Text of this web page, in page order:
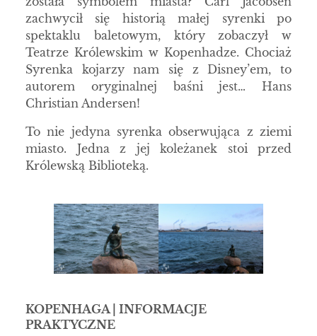
zachwycił się historią małej syrenki po
spektaklu baletowym, który zobaczył w
Teatrze Królewskim w Kopenhadze. Chociaż
Syrenka kojarzy nam się z Disney’em, to
autorem oryginalnej baśni jest… Hans
Christian Andersen!
To nie jedyna syrenka obserwująca z ziemi
miasto. Jedna z jej koleżanek stoi przed
Królewską Biblioteką.
KOPENHAGA | INFORMACJE
PRAKTYCZNE